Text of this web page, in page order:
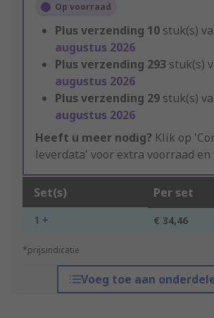
Op voorraad
Plus verzending 10 stuk(s)
augustus 2026
Plus verzending 293 stuk(s)
augustus 2026
Plus verzending 29 stuk(s)
augustus 2026
Heeft u meer nodig? Klik op
leverdata' voor extra voorraad
Set(s) Per set
1 + € 34,46
*prijsindicatie
Voeg toe aan